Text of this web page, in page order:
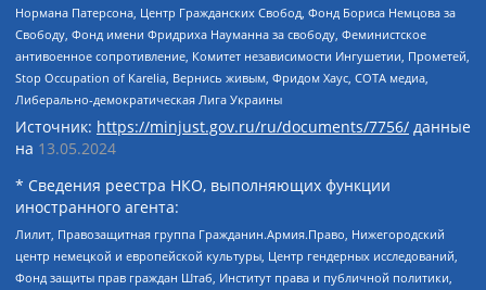
Нормана Патерсона, Центр Гражданских Свобод, Фонд Бориса Немцова за
Свободу, Фонд имени Фридриха Науманна за свободу, Феминистское
антивоенное сопротивление, Комитет независимости Ингушетии, Прометей,
Stop Occupation of Karelia, Вернись живым, Фридом Хаус, СОТА медиа,
Либерально-демократическая Лига Украины
Источник: https://minjust.gov.ru/ru/documents/7756/ данные
на 13.05.2024
* Сведения реестра НКО, выполняющих функции
иностранного агента:
Лилит, Правозащитная группа Гражданин.Армия.Право, Нижегородский
центр немецкой и европейской культуры, Центр гендерных исследований,
Фонд защиты прав граждан Штаб, Институт права и публичной политики,